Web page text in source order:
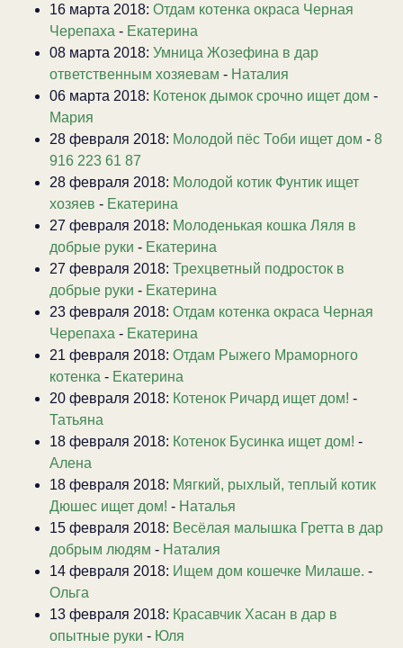
16 марта 2018: Отдам котенка окраса Черная
Черепаха - Екатерина
08 марта 2018: Умница Жозефина в дар
ответственным хозяевам - Наталия
06 марта 2018: Котенок дымок срочно ищет дом -
Мария
28 февраля 2018: Молодой пёс Тоби ищет дом - 8
916 223 61 87
28 февраля 2018: Молодой котик Фунтик ищет
хозяев - Екатерина
27 февраля 2018: Молоденькая кошка Ляля в
добрые руки - Екатерина
27 февраля 2018: Трехцветный подросток в
добрые руки - Екатерина
23 февраля 2018: Отдам котенка окраса Черная
Черепаха - Екатерина
21 февраля 2018: Отдам Рыжего Мраморного
котенка - Екатерина
20 февраля 2018: Котенок Ричард ищет дом! -
Татьяна
18 февраля 2018: Котенок Бусинка ищет дом! -
Алена
18 февраля 2018: Мягкий, рыхлый, теплый котик
Дюшес ищет дом! - Наталья
15 февраля 2018: Весёлая малышка Гретта в дар
добрым людям - Наталия
14 февраля 2018: Ищем дом кошечке Милаше. -
Ольга
13 февраля 2018: Красавчик Хасан в дар в
опытные руки - Юля